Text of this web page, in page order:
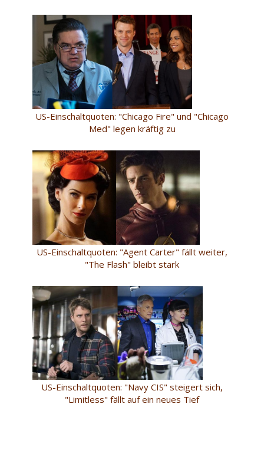
US-Einschaltquoten: "Chicago Fire" und "Chicago
Med" legen kräftig zu
US-Einschaltquoten: "Agent Carter" fällt weiter,
"The Flash" bleibt stark
US-Einschaltquoten: "Navy CIS" steigert sich,
"Limitless" fällt auf ein neues Tief